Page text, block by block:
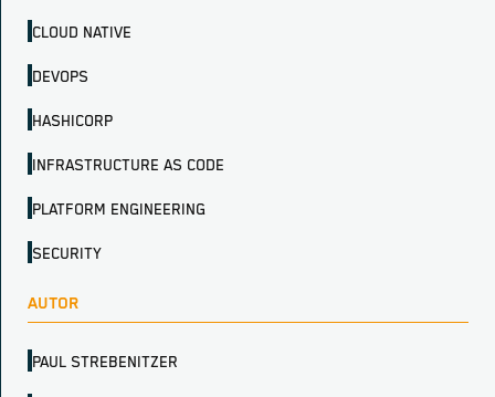
CLOUD NATIVE
DEVOPS
HASHICORP
INFRASTRUCTURE AS CODE
PLATFORM ENGINEERING
SECURITY
AUTOR
PAUL STREBENITZER